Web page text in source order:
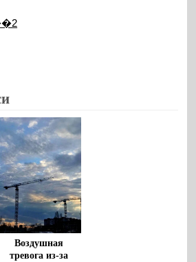
Воздушная
тревога из-за